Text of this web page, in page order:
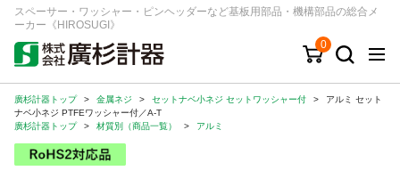
スペーサー・ワッシャー・ピンヘッダーなど基板用部品・機構部品の総合メ
ーカー《HIROSUGI》
0
キーワード 品番/シリーズ
商品カテゴリから探す
ジャンルから探す
廣杉計器トップ > 金属ネジ > セットナベ小ネジ セットワッシャー付 >
アルミ セット
ナベ小ネジ PTFEワッシャー付／A-T
廣杉計器トップ
> 材質別（商品一覧） > アルミ